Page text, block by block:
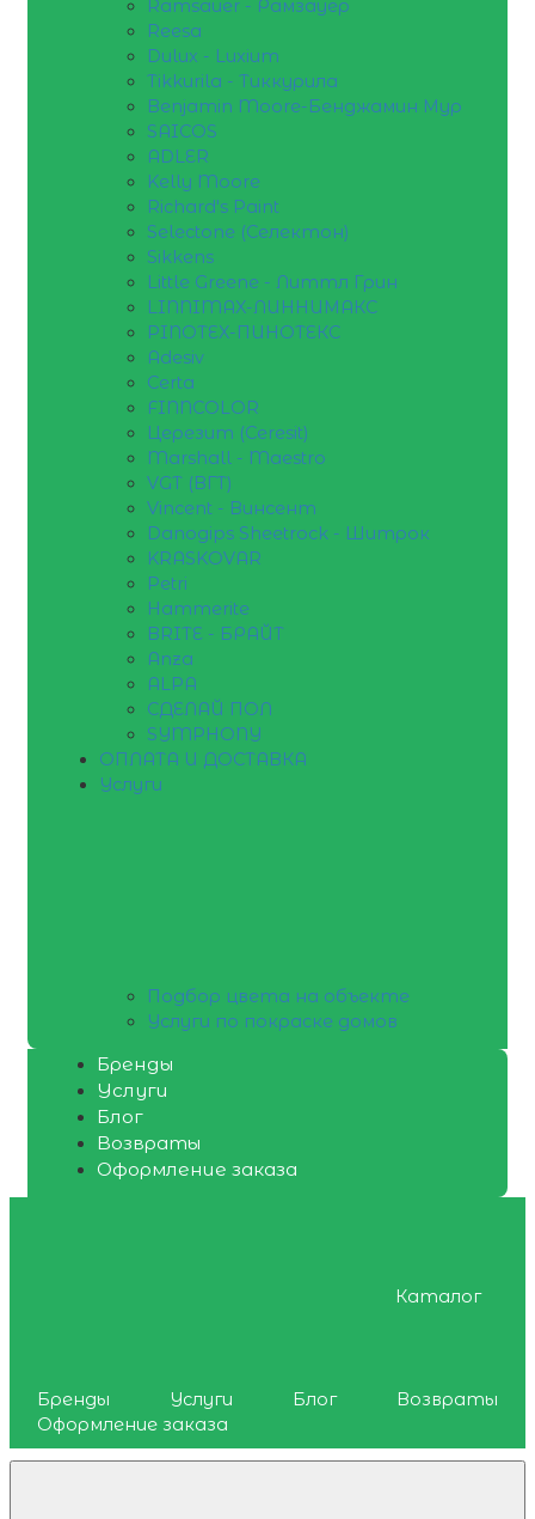
Ramsauer - Рамзауер
Reesa
Dulux - Luxium
Tikkurila - Тиккурила
Benjamin Moore-Бенджамин Мур
SAICOS
ADLER
Kelly Moore
Richard's Paint
Selectone (Селектон)
Sikkens
Little Greene - Литтл Грин
LINNIMAX-ЛИННИМАКС
PINOTEX-ПИНОТЕКС
Adesiv
Certa
FINNCOLOR
Церезит (Ceresit)
Marshall - Maestro
VGT (ВГТ)
Vincent - Винсент
Danogips Sheetrock - Шитрок
KRASKOVAR
Petri
Hammerite
BRITE - БРАЙТ
Anza
ALPA
СДЕЛАЙ ПОЛ
SYMPHONY
ОПЛАТА И ДОСТАВКА
Услуги
Подбор цвета на объекте
Услуги по покраске домов
Бренды
Услуги
Блог
Возвраты
Оформление заказа
Каталог
Бренды Услуги Блог
Возвраты
Оформление заказа